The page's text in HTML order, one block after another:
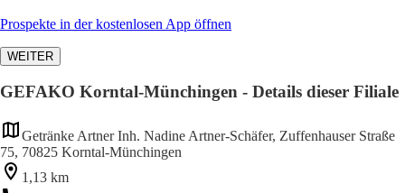
Prospekte in der kostenlosen App öffnen
WEITER
GEFAKO Korntal-Münchingen - Details dieser Filiale
Getränke Artner Inh. Nadine Artner-Schäfer, Zuffenhauser Straße
75, 70825 Korntal-Münchingen
1,13 km